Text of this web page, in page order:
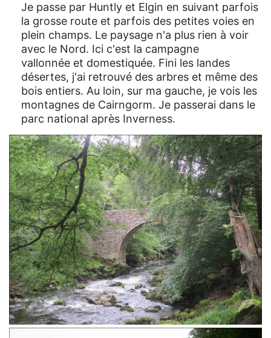
Je passe par Huntly et Elgin en suivant parfois
la grosse route et parfois des petites voies en
plein champs. Le paysage n'a plus rien à voir
avec le Nord. Ici c'est la campagne
vallonnée et domestiquée. Fini les landes
désertes, j'ai retrouvé des arbres et même des
bois entiers. Au loin, sur ma gauche, je vois les
montagnes de Cairngorm. Je passerai dans le
parc national après Inverness.